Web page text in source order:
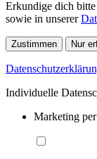
Erkundige dich
sowie in unserer
Zustimmen Nur
Individuelle
Marketing